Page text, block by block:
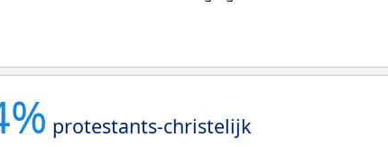
protestants-christelijk